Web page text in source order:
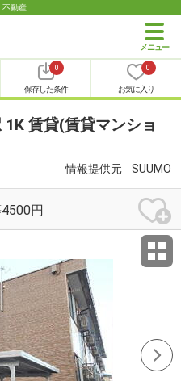
不動産
0
保存した条件
0
お気に入り
賃貸(賃貸マンショ
情報提供元 SUUMO
円